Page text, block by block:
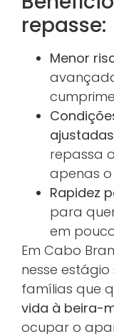
repasse:
Menor
repassa
apenas
Rapidez
para
em
Em Cabo
nesse
famílias que
vida à beira-
ocupar o